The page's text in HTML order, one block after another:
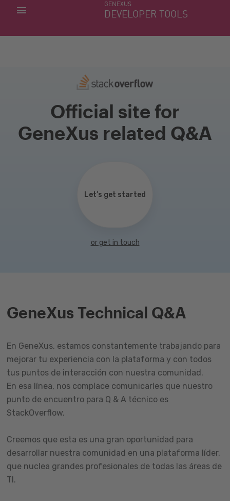
GENEXUS
DEVELOPER TOOLS
MIS APLICACIONES
Official site for
GeneXus related Q&A
Let’s get started
or get in touch
GeneXus Technical Q&A
En GeneXus, estamos constantemente trabajando para
mejorar tu experiencia con la plataforma y con todos
tus puntos de interacción con nuestra comunidad.
En esa línea, nos complace comunicarles que nuestro
punto de encuentro para Q & A técnico es
StackOverflow.
Creemos que esta es una gran oportunidad para
desarrollar nuestra comunidad en una plataforma líder,
que nuclea grandes profesionales de todas las áreas de
TI.